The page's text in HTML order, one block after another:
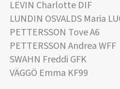
LEVIN Charlotte DIF
LUNDIN OSVALDS Maria
PETTERSSON Tove A6
PETTERSSON Andrea WFF
SWAHN Freddi GFK
VÄGGÖ Emma KF99